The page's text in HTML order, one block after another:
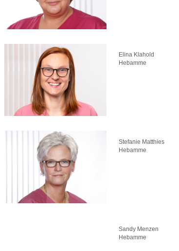
Elina Klahold
Hebamme
Stefanie Matthies
Hebamme
Sandy Menzen
Hebamme